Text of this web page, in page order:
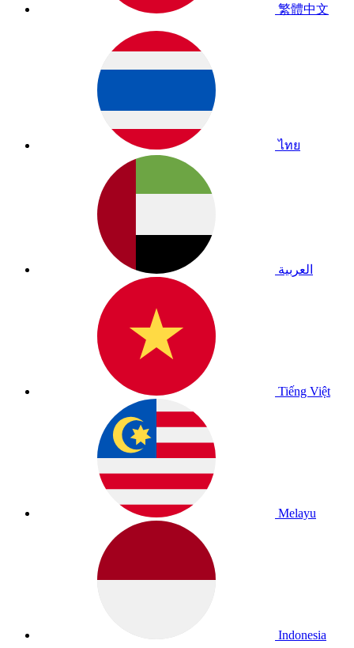
繁體中文
ไทย
العربية
Tiếng Việt
Melayu
Indonesia